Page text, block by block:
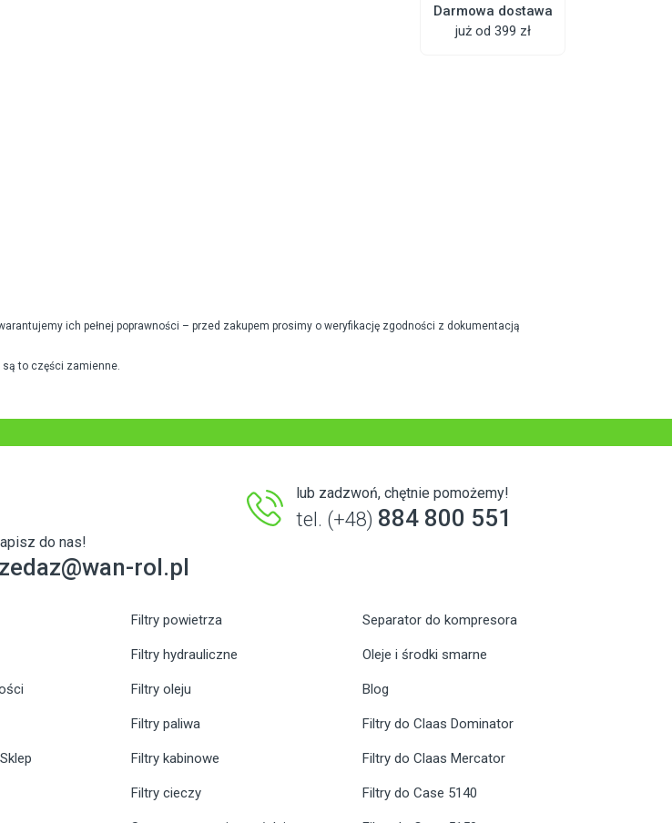
Darmowa dostawa
już od 399 zł
ich pełnej poprawności – przed zakupem prosimy o weryfikację zgodności z dokumentacją
to części zamienne.
do nas!
rol.pl
lub zadzwoń, chętnie pomożemy!
tel. (+48) 884 800 551
Filtry powietrza
Filtry hydrauliczne
Filtry oleju
Filtry paliwa
Filtry kabinowe
Filtry cieczy
Separator do kompresora
Oleje i środki smarne
Blog
Filtry do Claas Dominator
Filtry do Claas Mercator
Filtry do Case 5140